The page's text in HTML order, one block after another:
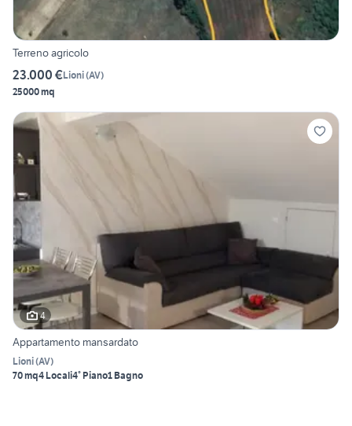
Terreno agricolo
23.000 €Lioni(AV)
25000 mq
4
Appartamento mansardato
Lioni(AV)
70 mq4 Locali4° Piano1 Bagno